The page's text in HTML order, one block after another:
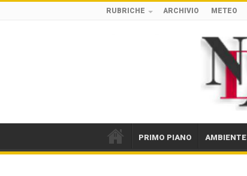
RUBRICHE ARCHIVIO METEO
PRIMO PIANO AMBIENTE